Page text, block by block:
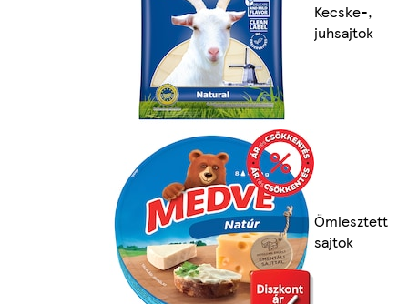
Kecske-,
juhsajtok
Ömlesztett
sajtok